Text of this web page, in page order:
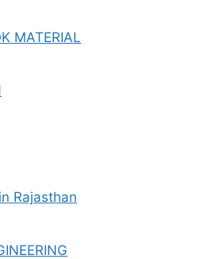
MATERIAL
Rajasthan